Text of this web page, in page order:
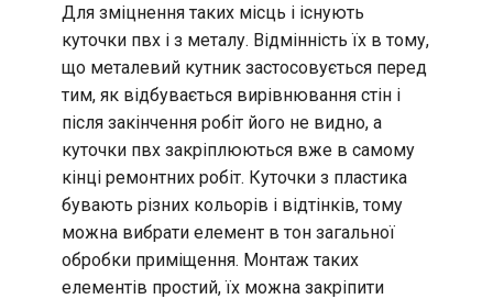
Для зміцнення таких місць і існують
куточки пвх і з металу. Відмінність їх в тому,
що металевий кутник застосовується перед
тим, як відбувається вирівнювання стін і
після закінчення робіт його не видно, а
куточки пвх закріплюються вже в самому
кінці ремонтних робіт. Куточки з пластика
бувають різних кольорів і відтінків, тому
можна вибрати елемент в тон загальної
обробки приміщення. Монтаж таких
елементів простий, їх можна закріпити